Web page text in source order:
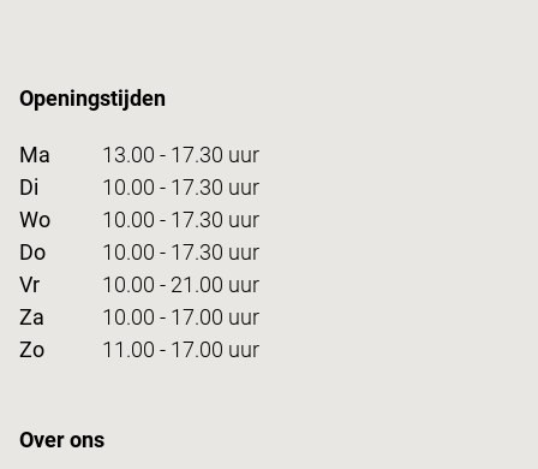
Openingstijden
Ma
13.00 - 17.30 uur
Di
10.00 - 17.30 uur
Wo
10.00 - 17.30 uur
Do
10.00 - 17.30 uur
Vr
10.00 - 21.00 uur
Za
10.00 - 17.00 uur
Zo
11.00 - 17.00 uur
Over ons